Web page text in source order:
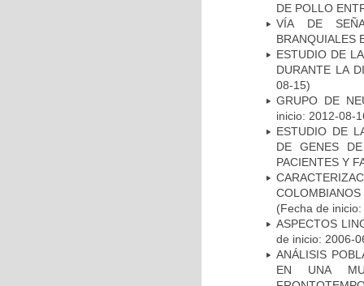
DE POLLO
VÍA DE
BRANQUIALES
ESTUDIO DE
DURANTE LA
08-15)
GRUPO DE
inicio: 2012-08-
ESTUDIO DE
DE GENES
PACIENTES Y
(Fecha de
ASPECTOS
de inicio: 2006-
ANÁLISIS
EN UNA